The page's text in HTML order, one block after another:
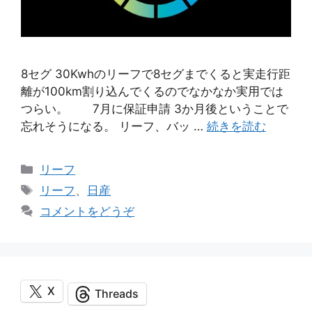
8セグ 30Kwhのリーフで8セグまでくると実走行距
離が100km割り込んでくるのでなかなか実用では
つらい。 7月に保証申請 3か月後ということで
忘れそうになる。 リーフ、バッ … 続きを読む
カ
テ
ゴ
リ
リーフ
タ
リーフ 、 日産
コメントをどうぞ
X Threads